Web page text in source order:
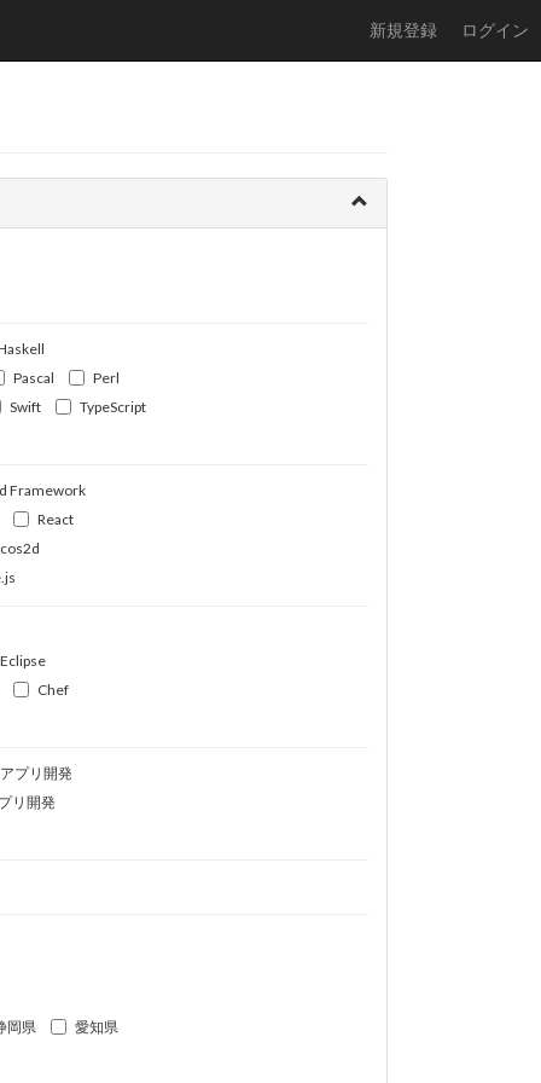
新規登録 ログイン
Pascal
Perl
Swift
TypeScript
Framework
React
Eclipse
Chef
プリ開発
リ開発
岡県
愛知県